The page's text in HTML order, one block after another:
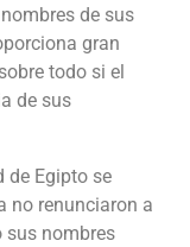
de sus
gran
todo si el
de sus
de Egipto se
no renunciaron a
sus nombres